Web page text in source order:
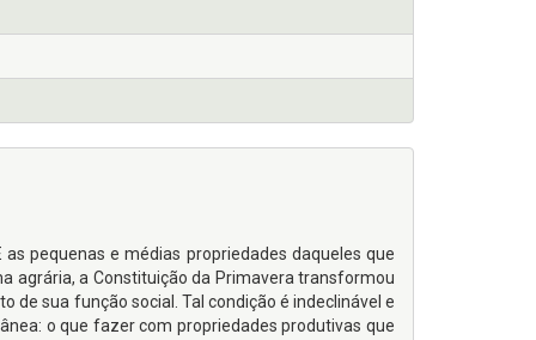
pequenas e médias propriedades daqueles que
agrária, a Constituição da Primavera transformou
de sua função social. Tal condição é indeclinável e
o que fazer com propriedades produtivas que